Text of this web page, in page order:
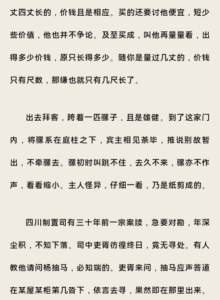
丈四丈长的，价钱且是相应。买的还要讨他便宜，短少
些价值，他也井不争论。及至买成，叫他再量量看，出
得多少价钱，原只长得多少。随你是量过几丈的，价钱
只有尺数，那缣也就只有几尺长了。
出去拜客，跨着一匹骡子，且是雄健。到了这家门
内，将骡系在庭柱之下，宾主相见茶毕，推说别故暂
出，不牵骡去。骡初时叫跳不住，去久不来，骡亦不作
声，看看缩小。主人怪异，仔细一看，乃是纸剪成的。
四川制置司有三十年前一宗案牍，急要对勘，年深
尘积，不知下落。司中吏胥彷徨终日，竟无寻处。有人
教他请问杨抽马，必知端的。吏胥来问，抽马应声答道
在某屋某柜第几沓下，依言去寻，果然即在那里出来。